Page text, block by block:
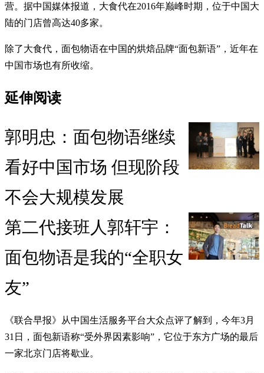
营。据中国媒体报道，大食代在2016年巅峰时期，位于中国大
陆的门店曾高达40多家。
除了大食代，面包物语在中国的烘焙品牌“面包新语”，近年在
中国市场也有所收缩。
延伸阅读
郭明忠：面包物语继续
看好中国市场 但现阶段
不会大规模发展
第二代接班人郭轩宇：
面包物语是我的“全职女
友”
《联合早报》从中国生活服务平台大众点评了解到，今年3月
31日，面包新语称“受外界因素影响”，它位于东方广场的最后
一家北京门店将歇业。